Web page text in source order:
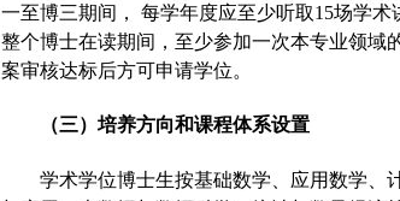
一至博三期间， 每学年度应至少听取15场学
整个博士在读期间，至少参加一次本专业领域
案审核达标后方可申请学位。
（三）培养方向和课程体系设置
学术学位博士生按基础数学、应用数学、